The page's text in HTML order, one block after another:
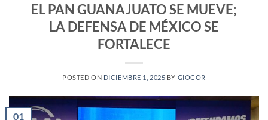
EL PAN GUANAJUATO SE MUEVE;
LA DEFENSA DE MÉXICO SE
FORTALECE
POSTED ON DICIEMBRE 1, 2025 BY GIOCOR
01